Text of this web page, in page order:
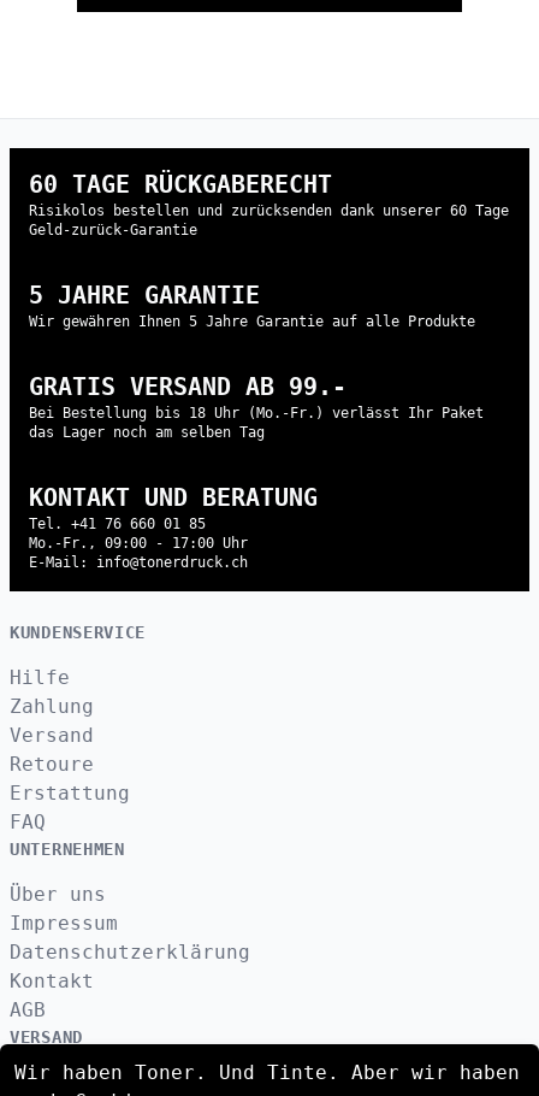
60 TAGE RÜCKGABERECHT
Risikolos bestellen und zurücksenden dank unserer 60 Tage
Geld-zurück-Garantie
5 JAHRE GARANTIE
Wir gewähren Ihnen 5 Jahre Garantie auf alle Produkte
GRATIS VERSAND AB 99.-
Bei Bestellung bis 18 Uhr (Mo.-Fr.) verlässt Ihr Paket
das Lager noch am selben Tag
KONTAKT UND BERATUNG
Tel. +41 76 660 01 85
Mo.-Fr., 09:00 - 17:00 Uhr
E-Mail: info@tonerdruck.ch
KUNDENSERVICE
Hilfe
Zahlung
Versand
Retoure
Erstattung
FAQ
UNTERNEHMEN
Über uns
Impressum
Datenschutzerklärung
Kontakt
AGB
VERSAND
Wir haben Toner. Und Tinte. Aber wir haben